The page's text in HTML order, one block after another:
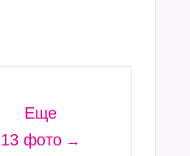
Еще
13 фото